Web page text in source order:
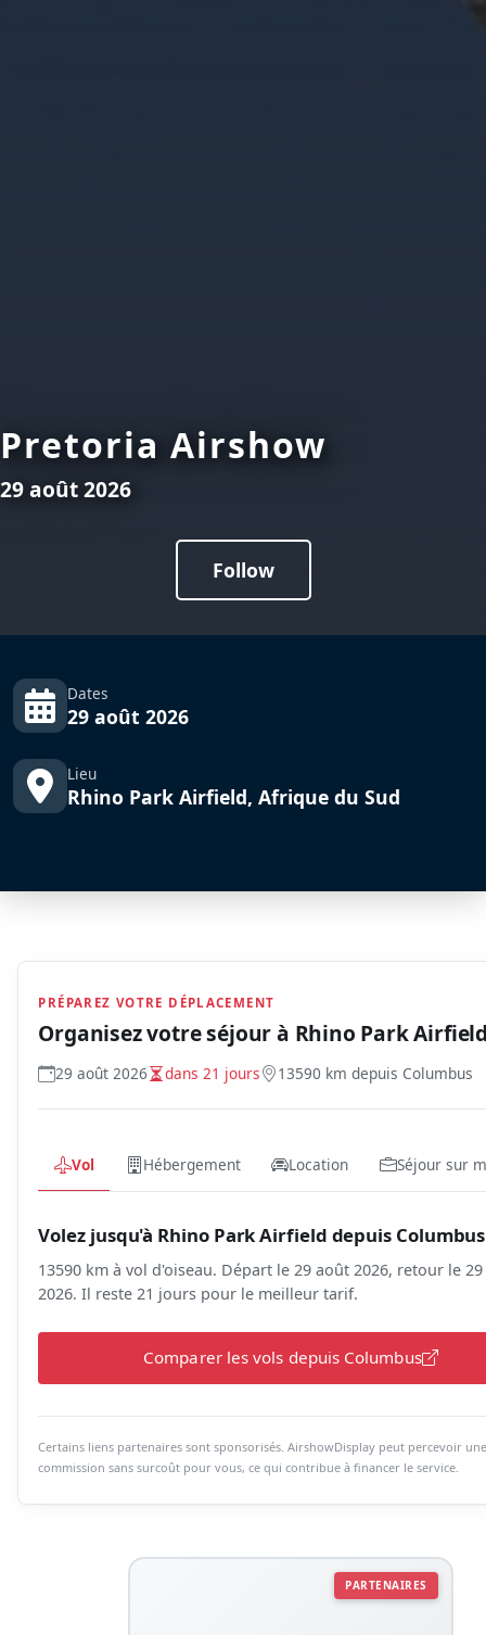
Pretoria Airshow
29 août 2026
Follow
Dates
29 août 2026
Lieu
Rhino Park Airfield, Afrique du Sud
PRÉPAREZ VOTRE DÉPLACEMENT
Organisez votre séjour à Rhino Park
29 août 2026 dans 21 jours 13590 km depuis Columbus
Vol Hébergement Location Séjour sur
Volez jusqu'à Rhino Park Airfield depuis Columbus
13590 km à vol d'oiseau. Départ le 29 août 2026, retour le
2026. Il reste 21 jours pour le meilleur tarif.
Comparer les vols depuis Columbus
Certains liens partenaires sont sponsorisés. AirshowDisplay peut percevoir
commission sans surcoût pour vous, ce qui contribue à financer le service.
PARTENAIRES